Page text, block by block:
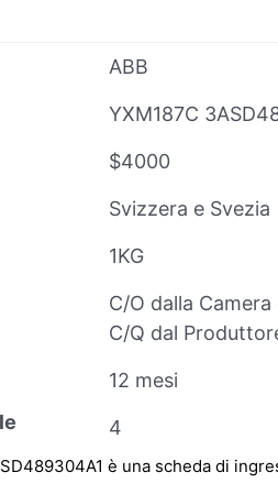
ABB
YXM187C
$4000
Svizzera e Svezia
1KG
C/O dalla
C/Q dal
12 mesi
4
è una scheda di